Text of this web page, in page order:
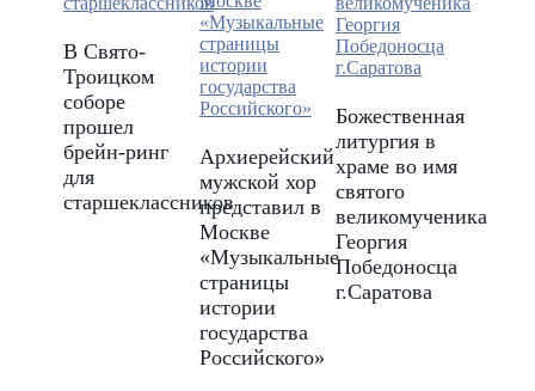
В Свято-
Троицком
соборе
прошел
брейн-ринг
для
старшеклассников
Архиерейский
мужской хор
представил в
Москве
«Музыкальные
страницы
истории
государства
Российского»
Божественная
литургия в
храме во имя
святого
великомученика
Георгия
Победоносца
г.Саратова